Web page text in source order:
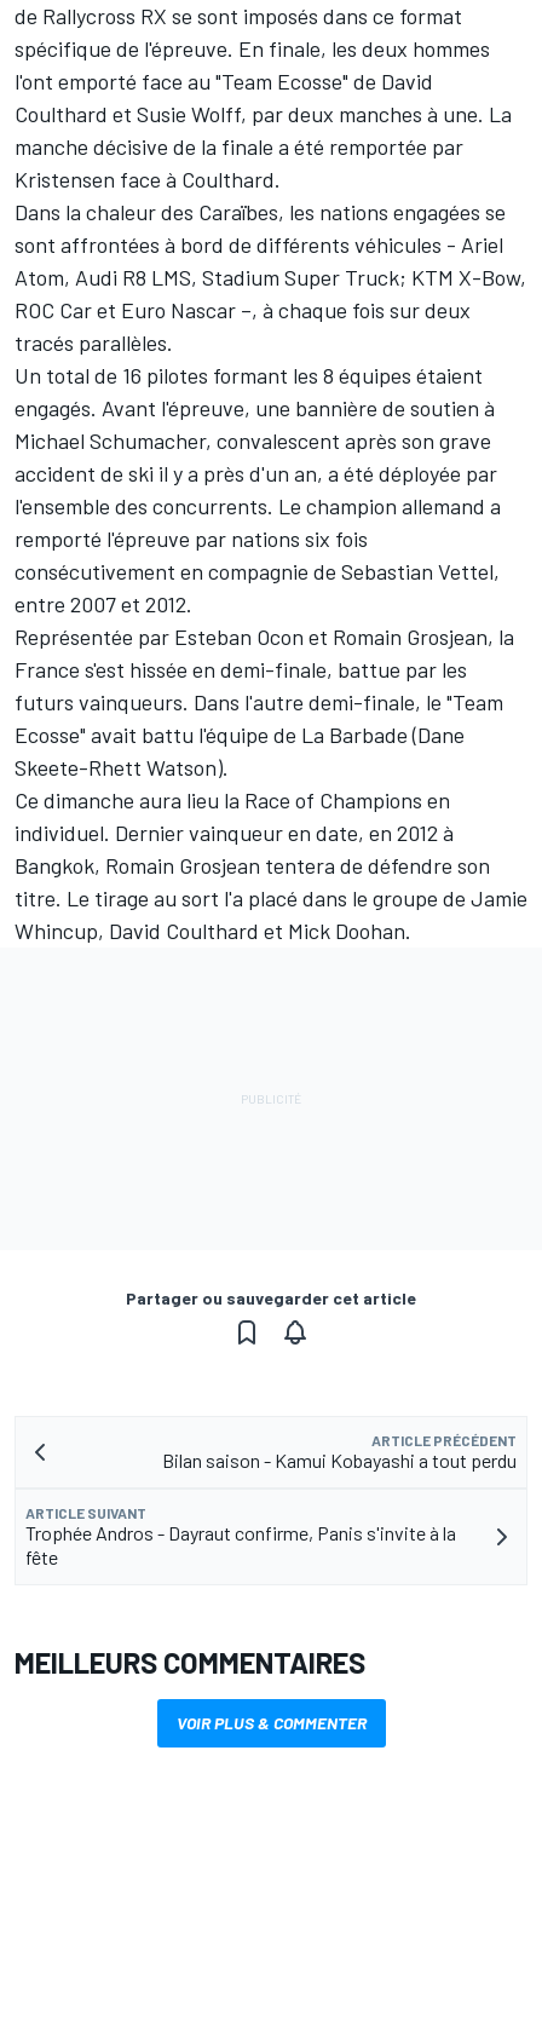
de Rallycross RX se sont imposés dans ce format
spécifique de l'épreuve. En finale, les deux hommes
l'ont emporté face au "Team Ecosse" de David
Coulthard et Susie Wolff, par deux manches à une. La
manche décisive de la finale a été remportée par
Kristensen face à Coulthard.
Dans la chaleur des Caraïbes, les nations engagées se
sont affrontées à bord de différents véhicules - Ariel
Atom, Audi R8 LMS, Stadium Super Truck; KTM X-Bow,
ROC Car et Euro Nascar –, à chaque fois sur deux
tracés parallèles.
Un total de 16 pilotes formant les 8 équipes étaient
engagés. Avant l'épreuve, une bannière de soutien à
Michael Schumacher, convalescent après son grave
accident de ski il y a près d'un an, a été déployée par
l'ensemble des concurrents. Le champion allemand a
remporté l'épreuve par nations six fois
consécutivement en compagnie de Sebastian Vettel,
entre 2007 et 2012.
Représentée par Esteban Ocon et Romain Grosjean, la
France s'est hissée en demi-finale, battue par les
futurs vainqueurs. Dans l'autre demi-finale, le "Team
Ecosse" avait battu l'équipe de La Barbade (Dane
Skeete-Rhett Watson).
Ce dimanche aura lieu la Race of Champions en
individuel. Dernier vainqueur en date, en 2012 à
Bangkok, Romain Grosjean tentera de défendre son
titre. Le tirage au sort l'a placé dans le groupe de Jamie
Whincup, David Coulthard et Mick Doohan.
Partager ou sauvegarder cet article
ARTICLE PRÉCÉDENT
Bilan saison - Kamui Kobayashi a tout perdu
ARTICLE SUIVANT
Trophée Andros - Dayraut confirme, Panis s'invite à la
fête
MEILLEURS COMMENTAIRES
VOIR PLUS & COMMENTER